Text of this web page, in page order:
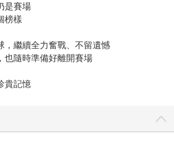
賽場
樣
繼續全力奮戰、不留遺憾
時準備好離開賽場
記憶